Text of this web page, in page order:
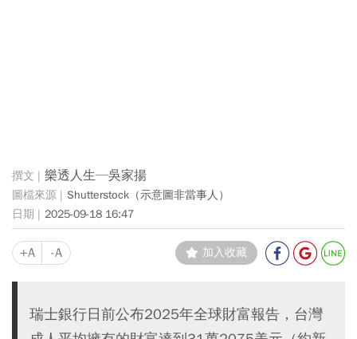
樂透人生─吳家揚
Shutterstock（示意圖非當事人）
2025-09-18 16:47
+A -A 加入收藏
瑞士銀行日前公布2025年全球財富報告，台灣